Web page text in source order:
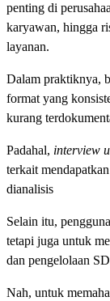
penting di
karyawan, hingga
layanan.
Dalam praktiknya,
format yang
kurang
Padahal, interview
terkait
dianalisis
Selain itu,
tetapi juga untuk
dan pengelolaan
Nah, untuk